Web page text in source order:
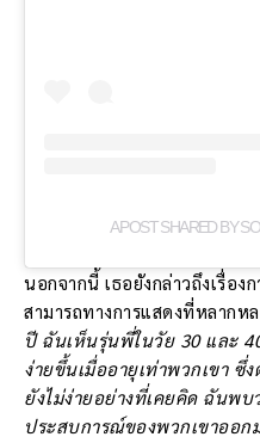
A POST SHARED BY
นอกจากนี้ เธอยังกล่าวถึงเรื่อง
สามารถทางการแสดงที่หลากห
ปี ฉันเห็นรุ่นพี่ในวัย 30 และ
ง่ายขึ้นเมื่ออายุเท่าพวกเขา
ยังไม่ง่ายอย่างที่เคยคิด ฉันพบ
ประสบการณ์ของพวกเขาออ